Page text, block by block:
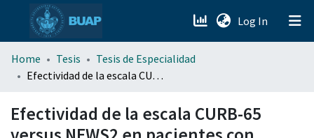
Log In (current)
menu.section.about_menu
Home Tesis
Tesis de Especialidad
Efectividad de la escala CURB-65 versus NEWS2 en pacientes con neumonía viral por SARS-CoV-2 atendidos en triage de urgencias del Hospital General de Zona No. 20
Efectividad de la escala CURB-65